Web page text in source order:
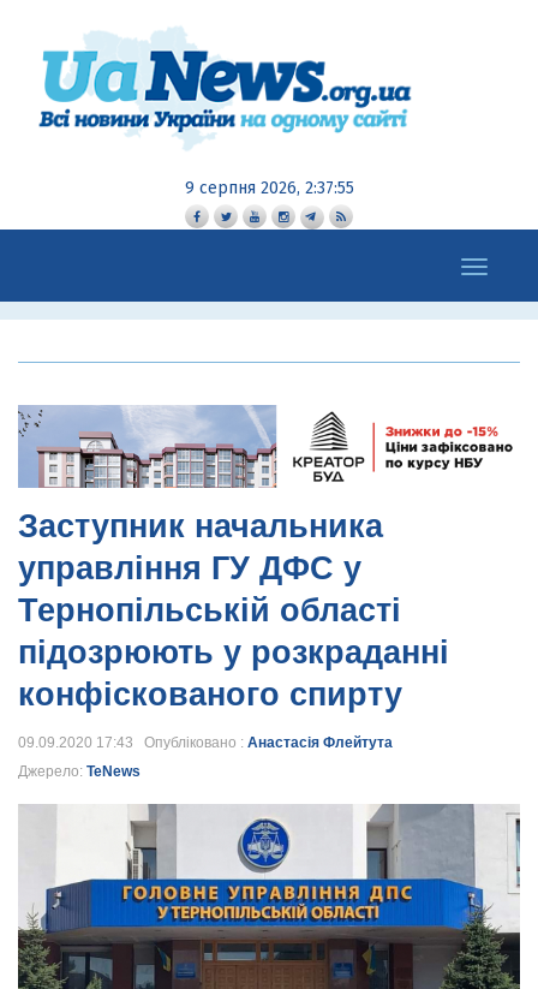
9 серпня 2026, 2:37:56
Toggle
navigation
Заступник начальника
управління ГУ ДФС у
Тернопільській області
підозрюють у розкраданні
конфіскованого спирту
09.09.2020 17:43 Опубліковано : Анастасія Флейтута
Джерело: TeNews